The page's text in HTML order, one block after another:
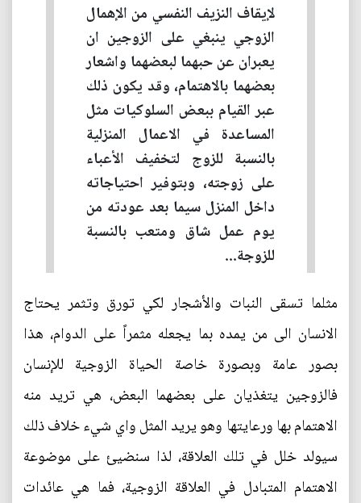
لإيقاف النزيف النفسي من الإهمال
الزوجي ينبغي على الزوجين ان
يعبران عن حبهما لبعضهما واشعار
بعضهما بالاهتمام، وقد يكون ذلك
عبر القيام ببعض السلوكيات مثل
المساعدة في الاعمال المنزلية
بالنسبة للزوج لتخفيف الأعباء
على زوجته، وبتوفير احتياجاته
داخل المنزل سيما بعد عودته من
يوم عمل شاق ومتعب بالنسبة
للزوجة...
مثلما تسقى النبات والأشجار لكي تورق وتثمر يحتاج
الانسان الى من يمده بما يجعله مثمراً على الدوام، هذا
بصور عامة وبصورة خاصة الحياة الزوجية للإنسان
فالزوجين يتغذيان على بعضهما البعض، هي تريد منه
الاهتمام بها ورعايتها وهو يريد المثل واي شيء خلاف ذلك
سيولد خلل في تلك العلاقة، لذا سنضيئ على موضوعة
الاهتمام المتبادل في العلاقة الزوجية، فما هي عائدات